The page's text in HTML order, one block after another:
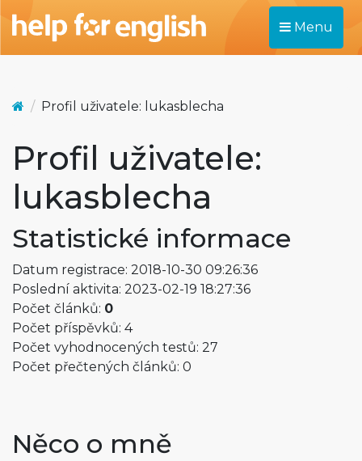
Menu
Profil uživatele: lukasblecha
Profil uživatele:
lukasblecha
Statistické informace
Datum registrace: 2018-10-30 09:26:36
Poslední aktivita: 2023-02-19 18:27:36
Počet článků: 0
Počet příspěvků: 4
Počet vyhodnocených testů: 27
Počet přečtených článků: 0
Něco o mně